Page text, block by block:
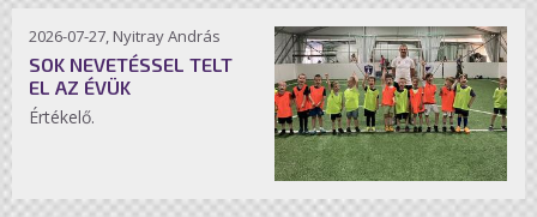
2026-07-27, Nyitray András
SOK NEVETÉSSEL TELT
EL AZ ÉVÜK
Értékelő.